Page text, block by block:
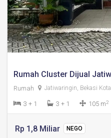
Rumah Jatiwaringin, Bekasi Kota
3 + 1 3 + 1 105 m2
Rp 1,8 Miliar NEGO